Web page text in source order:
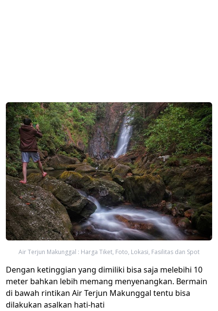
Air Terjun Makunggal : Harga Tiket, Foto, Lokasi, Fasilitas dan Spot
Dengan ketinggian yang dimiliki bisa saja melebihi 10
meter bahkan lebih memang menyenangkan. Bermain
di bawah rintikan Air Terjun Makunggal tentu bisa
dilakukan asalkan hati-hati